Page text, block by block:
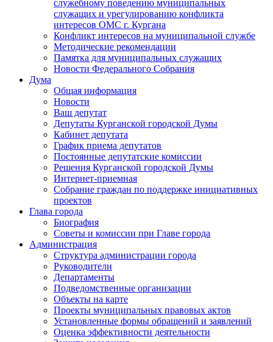
служебному поведению муниципальных
служащих и урегулированию конфликта
интересов ОМС г. Кургана
Конфликт интересов на муниципальной службе
Методические рекомендации
Памятка для муниципальных служащих
Новости Федерального Cобрания
Дума
Общая информация
Новости
Ваш депутат
Депутаты Курганской городской Думы
Кабинет депутата
График приема депутатов
Постоянные депутатские комиссии
Решения Курганской городской Думы
Интернет-приемная
Собрание граждан по поддержке инициативных
проектов
Глава города
Биография
Советы и комиссии при Главе города
Администрация
Структура администрации города
Руководители
Департаменты
Подведомственные организации
Объекты на карте
Проекты муниципальных правовых актов
Установленные формы обращений и заявлений
Оценка эффективности деятельности